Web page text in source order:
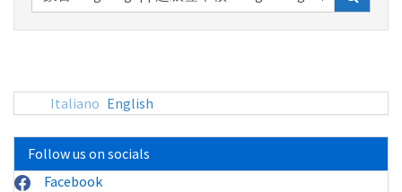
nel
sito:
Italiano English
Follow us on socials
Facebook